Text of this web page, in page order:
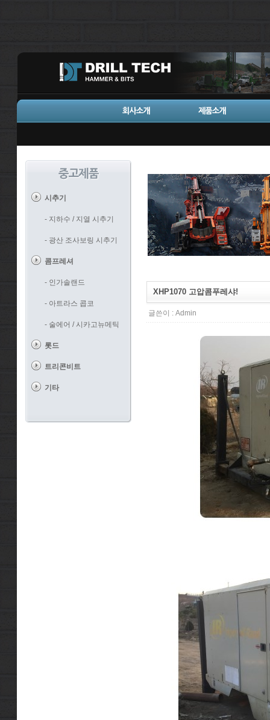
시추기
- 지하수 / 지열 시추기
- 광산 조사보링 시추기
콤프레셔
- 인가솔랜드
- 아트라스 콥코
- 술에어 / 시카고뉴메틱
롯드
트리콘비트
기타
XHP1070 고압콤푸레샤!
글쓴이 : Admin